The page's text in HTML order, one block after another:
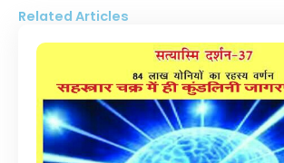
Related Articles